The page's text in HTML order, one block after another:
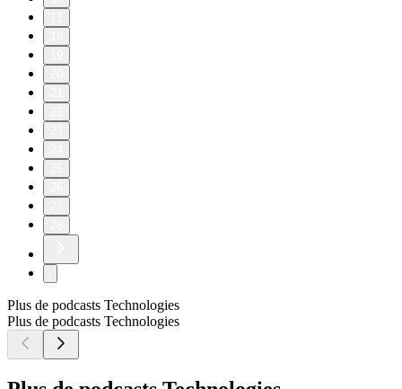
Plus de podcasts Technologies
Plus de podcasts Technologies